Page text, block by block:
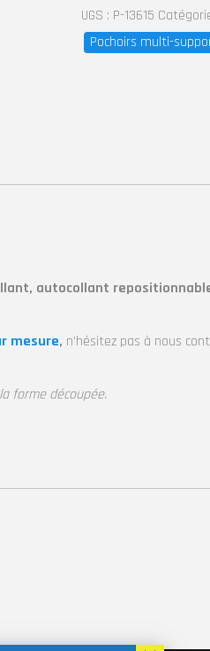
UGS : P-13615
Pochoirs multi-
autocollant
mesure, n’hésitez pas à nous
forme découpée.